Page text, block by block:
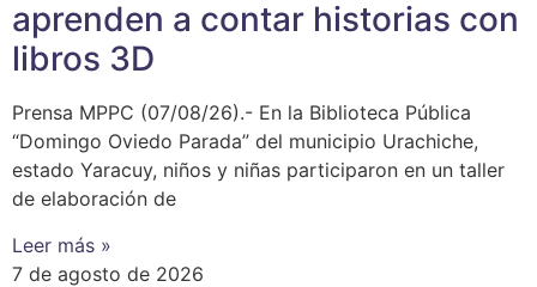
aprenden a contar historias con
libros 3D
Prensa MPPC (07/08/26).- En la Biblioteca Pública
“Domingo Oviedo Parada” del municipio Urachiche,
estado Yaracuy, niños y niñas participaron en un taller
de elaboración de
Leer más »
7 de agosto de 2026